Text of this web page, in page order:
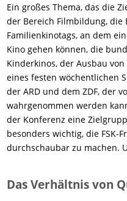
Ein großes Thema, das die
der Bereich Filmbildung, die
Familienkinotags, an dem
Kino gehen können, die
Kinderkinos, der Ausbau
eines festen wöchentlichen
der ARD und dem ZDF, der
wahrgenommen werden
der Konferenz eine
besonders wichtig, die FSK-
durchschaubar zu machen.
Das Verhältnis von